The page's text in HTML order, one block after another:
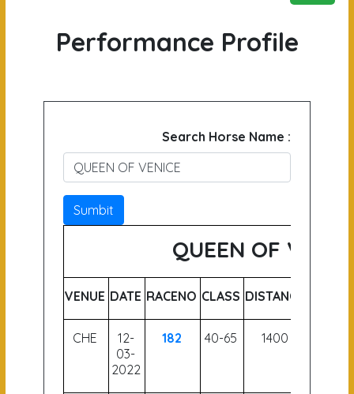
Performance Profile
Search Horse Name :
Sumbit
QUEEN OF
VENUE DATE RACENO CLASS DISTANCE
CHE
12-
03-
2022
182 40-65 1400